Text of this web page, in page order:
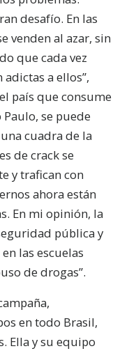
desafío. En las
venden al azar, sin
que cada vez
adictas a ellos”,
país que consume
Paulo, se puede
una cuadra de la
de crack se
y trafican con
ahora están
En mi opinión, la
pública y
las escuelas
de drogas”.
en todo Brasil,
Ella y su equipo